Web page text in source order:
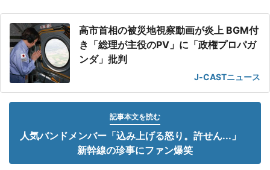
高市首相の被災地視察動画が炎上 BGM付
き「総理が主役のPV」に「政権プロパガ
ンダ」批判
J-CASTニュース
記事本文を読む
人気バンドメンバー「込み上げる怒り。許せん...」
新幹線の珍事にファン爆笑